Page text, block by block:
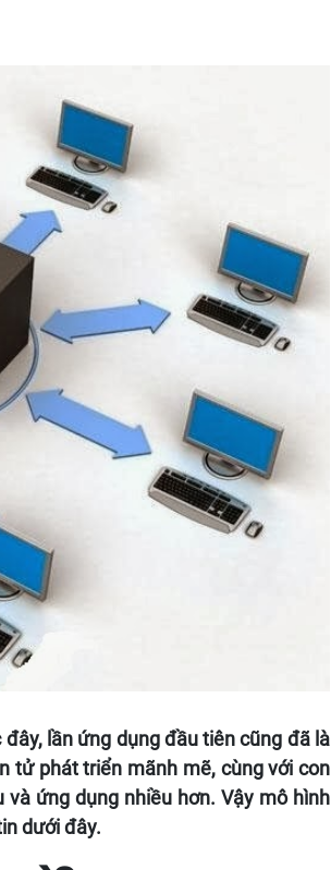
lần ứng dụng đầu tiên cũng đã là
tử phát triển mãnh mẽ, cùng với con
ứng dụng nhiều hơn. Vậy mô hình
dưới đây.